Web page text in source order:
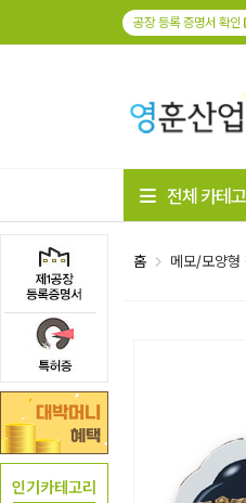
공장 등록 증명서 확인
인기카테고리
전체 카테
홈 메모/모양형